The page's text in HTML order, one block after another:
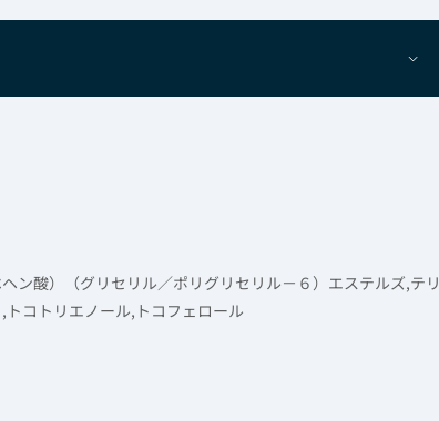
酸）（グリセリル／ポリグリセリル－６）エステルズ,テリ
コトリエノール,トコフェロール